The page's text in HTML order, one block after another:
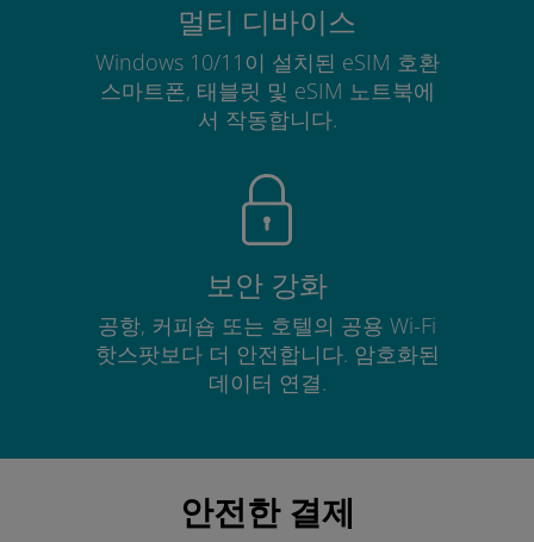
멀티 디바이스
Windows 10/11이 설치된 eSIM 호환
스마트폰, 태블릿 및 eSIM 노트북에
서 작동합니다.
보안 강화
공항, 커피숍 또는 호텔의 공용 Wi-Fi
핫스팟보다 더 안전합니다. 암호화된
데이터 연결.
안전한 결제